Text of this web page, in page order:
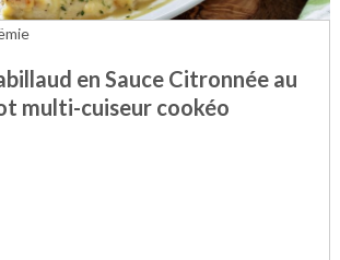
en Sauce Citronnée au
multi-cuiseur cookéo